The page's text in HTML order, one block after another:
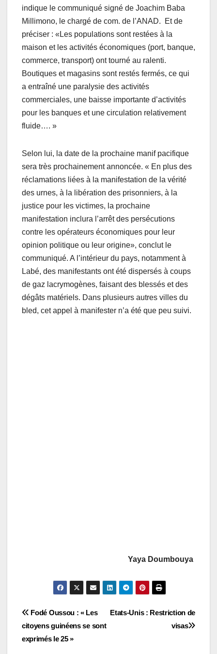
indique le communiqué signé de Joachim Baba
Millimono, le chargé de com. de l’ANAD. Et de
préciser : «Les populations sont restées à la
maison et les activités économiques (port, banque,
commerce, transport) ont tourné au ralenti.
Boutiques et magasins sont restés fermés, ce qui
a entraîné une paralysie des activités
commerciales, une baisse importante d’activités
pour les banques et une circulation relativement
fluide…. »
Selon lui, la date de la prochaine manif pacifique
sera très prochainement annoncée. « En plus des
réclamations liées à la manifestation de la vérité
des urnes, à la libération des prisonniers, à la
justice pour les victimes, la prochaine
manifestation inclura l’arrêt des persécutions
contre les opérateurs économiques pour leur
opinion politique ou leur origine», conclut le
communiqué. A l’intérieur du pays, notamment à
Labé, des manifestants ont été dispersés à coups
de gaz lacrymogènes, faisant des blessés et des
dégâts matériels. Dans plusieurs autres villes du
bled, cet appel à manifester n’a été que peu suivi.
Yaya Doumbouya
Navigation
de
Etats-Unis : Restriction de
visas
Fodé Oussou : « Les
citoyens guinéens se sont
exprimés le 25 »